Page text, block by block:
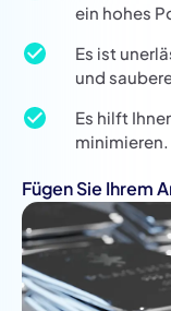
ein hohes
Es ist
und
Es hilft
minimieren.
Fügen Sie Ihrem